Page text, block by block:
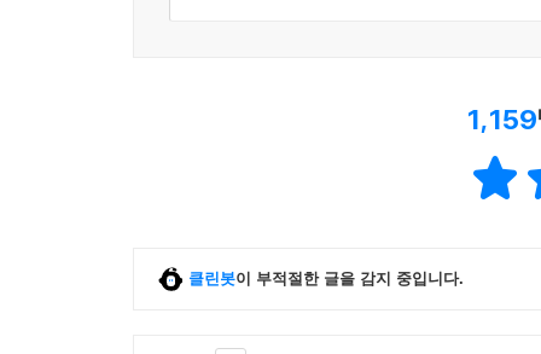
1,159
클린봇이 부적절한 글을 감지 중입니다.